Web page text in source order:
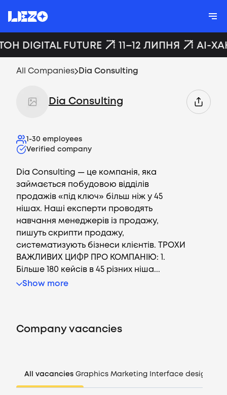
Vacancies
CV generator
DIGITAL FUTURE 11–12 ЛИПНЯ AI-
All Companies Dia Consulting
Dia Consulting
1-30 employees
Verified company
Dia Consulting — це компанія, яка
займається побудовою відділів
продажів «під ключ» більш ніж у 45
нішах. Наші експерти проводять
навчання менеджерів із продажу,
пишуть скрипти продажу,
систематизують бізнеси клієнтів. ТРОХИ
ВАЖЛИВИХ ЦИФР ПРО КОМПАНІЮ: 1.
Більше 180 кейсів в 45 різних ніша...
Show more
Company vacancies
All vacancies Graphics Marketing Interface design